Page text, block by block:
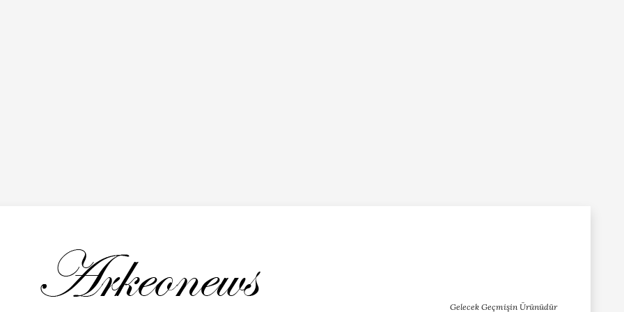
Gelecek Geçmişin Ürünüdür